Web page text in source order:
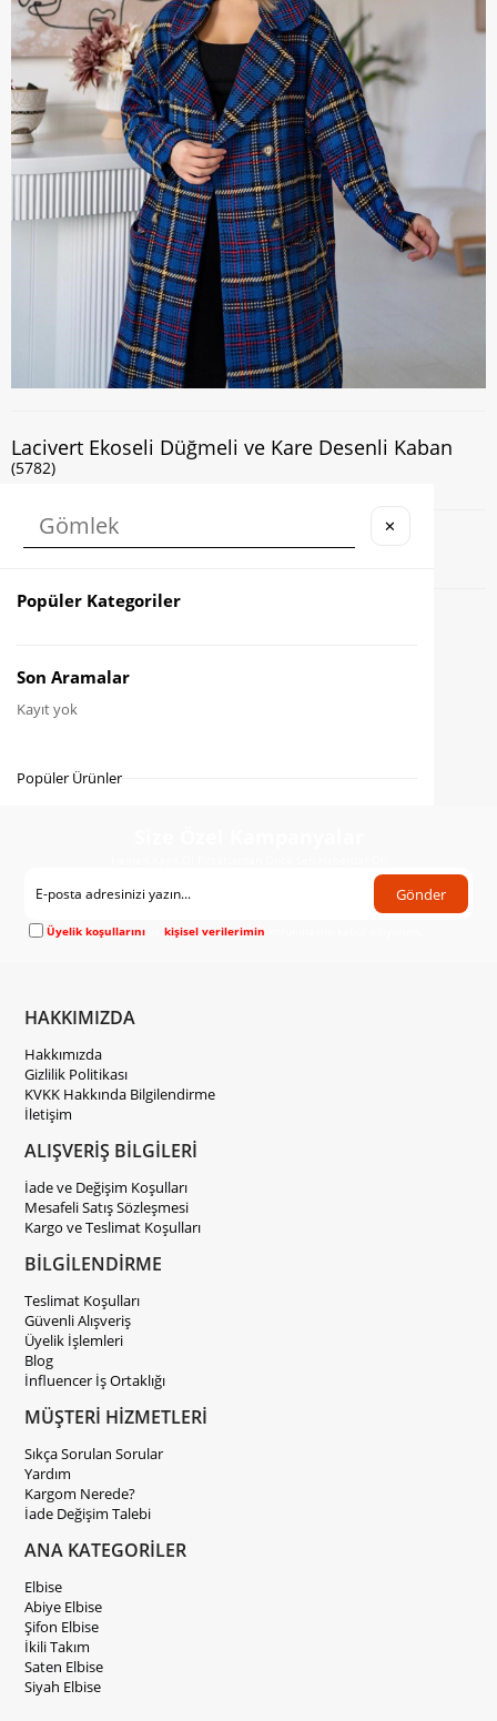
Lacivert Ekoseli Düğmeli ve Kare Desenli Kaban
(5782)
Kapıda Nakit veya Kart ile Ödeme İmkanı
Karşılaştır
Fiyat Düşünce Haber Ver
Gönder
Üyelik koşullarını vekişisel verilerimin
HAKKIMIZDA
Hakkımızda
Gizlilik Politikası
KVKK Hakkında Bilgilendirme
İletişim
ALIŞVERİŞ BİLGİLERİ
İade ve Değişim Koşulları
Mesafeli Satış Sözleşmesi
Kargo ve Teslimat Koşulları
BİLGİLENDİRME
Teslimat Koşulları
Güvenli Alışveriş
Üyelik İşlemleri
Blog
İnfluencer İş Ortaklığı
MÜŞTERİ HİZMETLERİ
Sıkça Sorulan Sorular
Yardım
Kargom Nerede?
İade Değişim Talebi
ANA KATEGORİLER
Elbise
Abiye Elbise
Şifon Elbise
İkili Takım
Saten Elbise
Siyah Elbise
✕
Popüler Kategoriler
Son Aramalar
Kayıt yok
Popüler Ürünler